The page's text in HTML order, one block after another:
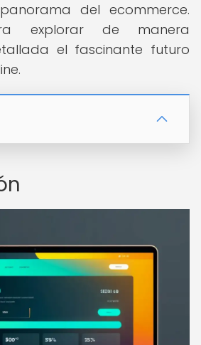
del ecommerce.
explorar de manera
el fascinante futuro